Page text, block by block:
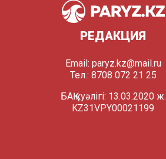
РЕДАКЦИЯ
Email: paryz.kz@mail.ru
Тел.: 8708 072 21 25
БАҚ куәлігі: 13.03.2020 ж.
KZ31VPY00021199